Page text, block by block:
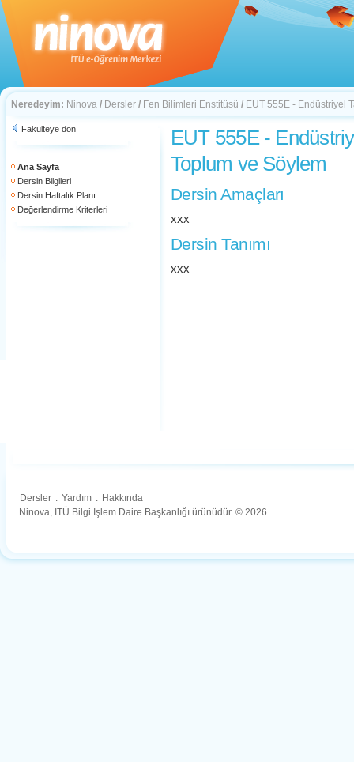
Neredeyim: Ninova / Dersler / Fen Bilimleri Enstitüsü / EUT 555E - Endüstriyel
Fakülteye dön
Ana Sayfa
Dersin Bilgileri
Dersin Haftalık Planı
Değerlendirme Kriterleri
EUT 555E -
Toplum ve Söylem
Dersin Amaçları
xxx
Dersin Tanımı
xxx
Dersler . Yardım . Hakkında
Ninova, İTÜ Bilgi İşlem Daire Başkanlığı ürünüdür. © 2026